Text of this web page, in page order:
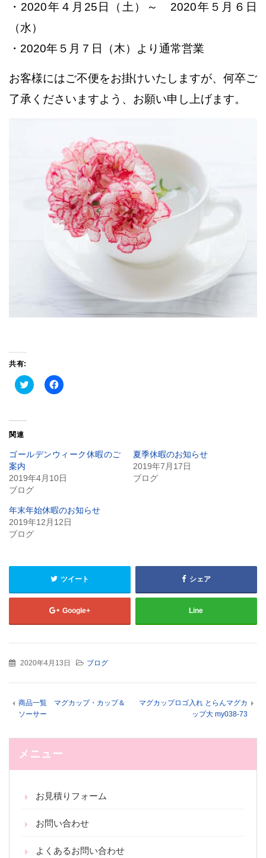
・2020年４月25日（土）～ 2020年５月６日
（水）
・2020年５月７日（木）より通常営業
お客様にはご不便をお掛けいたしますが、何卒ご
了承くださいますよう、お願い申し上げます。
共有:
ク
リ
有
(新
い
ウ
ィ
ド
ウ
で
開
き
Facebook
で
リ
ッ
し
て
さ
い
(新
ド
ウ
で
開
き
ま
す)
関連
ゴールデンウィーク休暇のご
案内
2019年4月10日
ブログ
夏季休暇のお知らせ
2019年7月17日
ブログ
年末年始休暇のお知らせ
2019年12月12日
ブログ
ツイート シェア
Google+ Line
2020年4月13日 ブログ
商品一覧 マグカップ・カップ＆
ソーサー
マグカップロゴ入れ とらんマグカ
ップ大 my038-73
メニュー
お見積りフォーム
お問い合わせ
よくあるお問い合わせ